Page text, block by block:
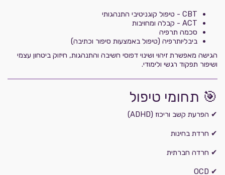
CBT - טיפול קוגניטיבי התנהגותי
ACT - קבלה ומחויבות
סכמה תרפיה
ביבליותרפיה (טיפול באמצעות סיפור וכתיבה)
הגישה מאפשרת זיהוי ושינוי דפוסי חשיבה והתנהגות, חיזוק ביטחון עצמי
ושיפור תפקוד רגשי ולימודי.
🎯 תחומי טיפול
✔ הפרעת קשב וריכוז (ADHD)
✔ חרדת בחינות
✔ חרדה חברתית
✔ OCD